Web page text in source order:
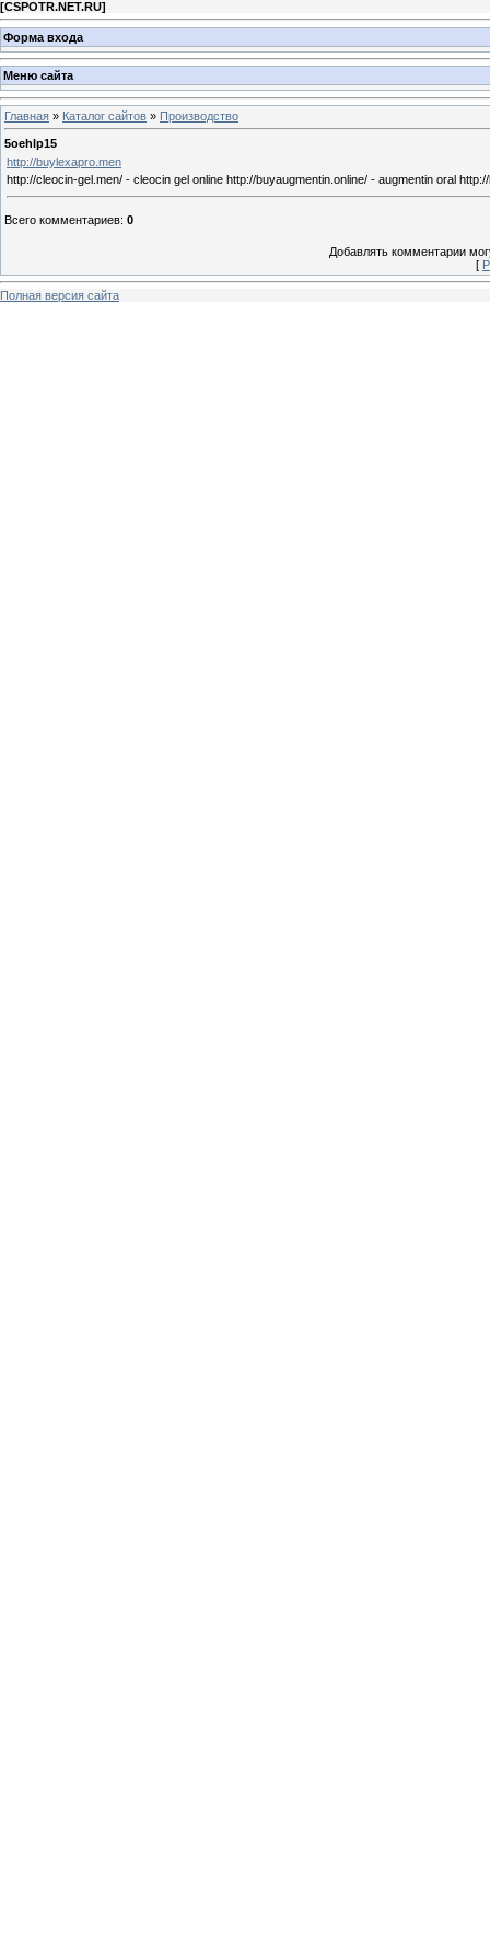
[CSPOTR.NET.RU]
Форма входа
Меню сайта
Главная » Каталог сайтов » Производство
5oehlp15
http://buylexapro.men
http://cleocin-gel.men/ - cleocin gel online http://buyaugmentin.online/ - augmentin oral
Всего комментариев: 0
Добавлять комментарии
[
Полная версия сайта